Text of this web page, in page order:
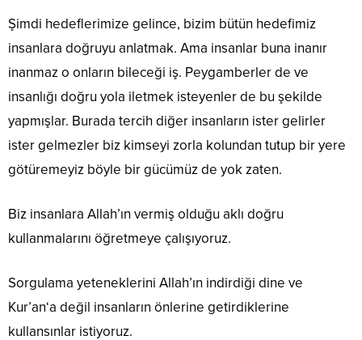
Şimdi hedeflerimize gelince, bizim bütün hedefimiz
insanlara doğruyu anlatmak. Ama insanlar buna inanır
inanmaz o onların bileceği iş. Peygamberler de ve
insanlığı doğru yola iletmek isteyenler de bu şekilde
yapmışlar. Burada tercih diğer insanların ister gelirler
ister gelmezler biz kimseyi zorla kolundan tutup bir yere
götüremeyiz böyle bir gücümüz de yok zaten.
Biz insanlara Allah’ın vermiş olduğu aklı doğru
kullanmalarını öğretmeye çalışıyoruz.
Sorgulama yeteneklerini Allah’ın indirdiği dine ve
Kur’an‘a değil insanların önlerine getirdiklerine
kullansınlar istiyoruz.